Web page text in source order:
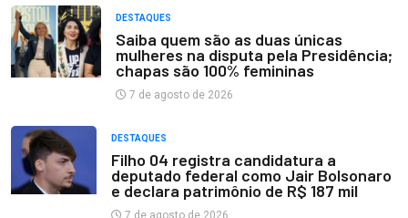
DESTAQUES
Saiba quem são as duas únicas
mulheres na disputa pela Presidência;
chapas são 100% femininas
7 de agosto de 2026
DESTAQUES
Filho 04 registra candidatura a
deputado federal como Jair Bolsonaro
e declara patrimônio de R$ 187 mil
7 de agosto de 2026